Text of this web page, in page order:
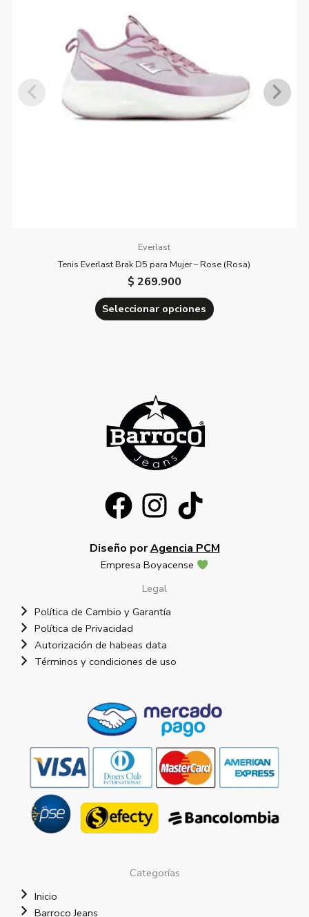
Everlast
Tenis Everlast Brak D5 para Mujer – Rose (Rosa)
$ 269.900
Seleccionar opciones
pueden
elegir
en
Diseño porAgencia PCM
Empresa Boyacense
Legal
Política de Cambio y Garantía
Política de Privacidad
Autorización de habeas data
Términos y condiciones de uso
Categorías
Inicio
Barroco Jeans